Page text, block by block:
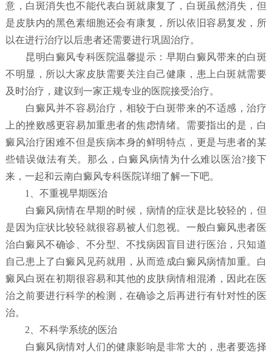
意，白斑消失也不能代表白斑就康复了，白斑虽然消失，但
是皮肤内的黑色素细胞还会有康复，所以依旧容易复发，所
以在进行治疗以后患者还需要进行巩固治疗。
昆明白癜风专科医院温馨提示：早期白癜风带来的白斑
不明显，所以大家皮肤需要关注自己健康，患上白斑就需要
及时治疗，建议到一家正规专业的医院接受治疗。
白癜风并不容易治疗，相较于白斑带来的不适感，治疗
上的挫败感更容易加重患者的焦虑情绪。需要指出的是，白
癜风治疗困难不但是疾病本身的鲜明特点，更是与患者的某
些错误做法有关。那么，白癜风病情为什么难以医治?接下
来，一起和云南白癜风专科医院详细了解一下吧。
1、不重视早期医治
白癜风病情在早期的时候，病情的症状是比较轻的，但
是因为症状比较轻就很容易被人们忽视。一般白癜风患者医
治白癜风不确诊、不分型、不找病因盲目进行医治，只知道
自己患上了白癜风见药就用，从而造成白癜风病情加重。白
癜风白斑在初期很容易和其他的皮肤病情相混淆，因此在医
治之前要进行科学的检测，在确诊之后再进行有针对性的医
治。
2、不科学系统的医治
白癜风病情对人们的健康影响是非常大的，患者要选择